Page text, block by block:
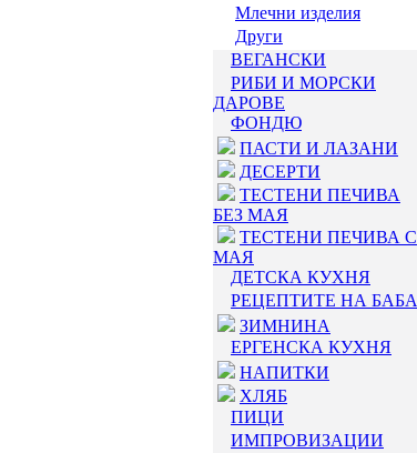
Млечни изделия
Други
ВЕГАНСКИ
РИБИ И МОРСКИ
ДАРОВЕ
ФОНДЮ
ПАСТИ И ЛАЗАНИ
ДЕСЕРТИ
ТЕСТЕНИ ПЕЧИВА
БЕЗ МАЯ
ТЕСТЕНИ ПЕЧИВА С
МАЯ
ДЕТСКА КУХНЯ
РЕЦЕПТИТЕ НА БАБА
ЗИМНИНА
ЕРГЕНСКА КУХНЯ
НАПИТКИ
ХЛЯБ
ПИЦИ
ИМПРОВИЗАЦИИ